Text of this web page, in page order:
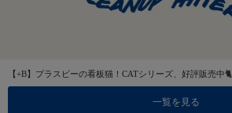
【+B】プラスビーの看板猫！CATシリーズ、好評販売中🐈
一覧を見る